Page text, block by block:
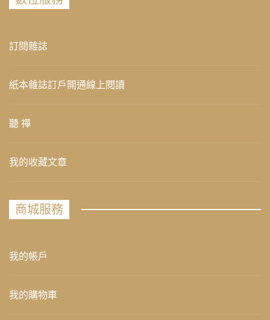
訂閱雜誌
紙本雜誌訂戶開通線上閱讀
聽 禪
我的收藏文章
商城服務
我的帳戶
我的購物車